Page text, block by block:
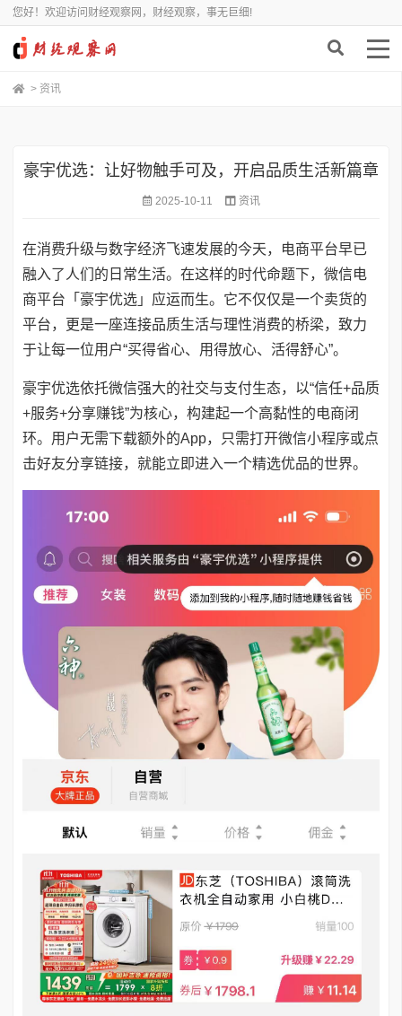
您好！欢迎访问财经观察网，财经观察，事无巨细!
> 资讯
豪宇优选：让好物触手可及，开启品质生活新篇章
2025-10-11 资讯
在消费升级与数字经济飞速发展的今天，电商平台早已
融入了人们的日常生活。在这样的时代命题下，微信电
商平台「豪宇优选」应运而生。它不仅仅是一个卖货的
平台，更是一座连接品质生活与理性消费的桥梁，致力
于让每一位用户“买得省心、用得放心、活得舒心”。
豪宇优选依托微信强大的社交与支付生态，以“信任+品质
+服务+分享赚钱”为核心，构建起一个高黏性的电商闭
环。用户无需下载额外的App，只需打开微信小程序或点
击好友分享链接，就能立即进入一个精选优品的世界。